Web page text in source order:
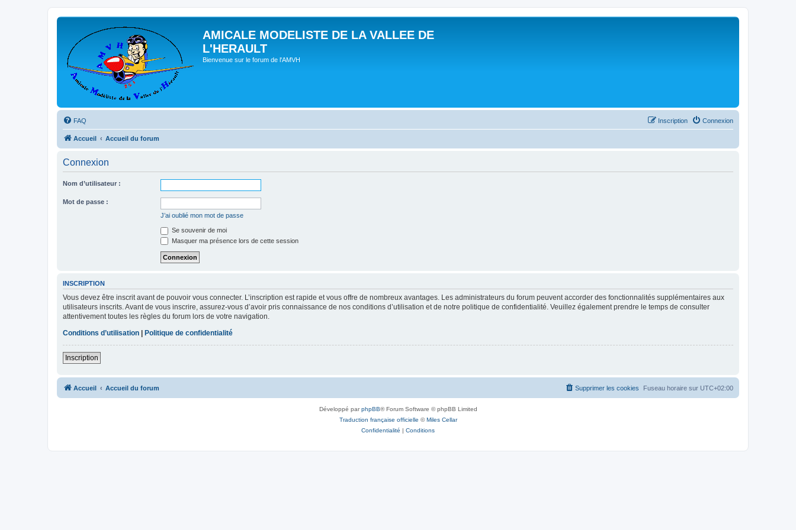
AMICALE MODELISTE DE LA VALLEE DE
L'HERAULT
Bienvenue sur le forum de l'AMVH
FAQ Connexion
Inscription
Accueil Accueil du forum
Connexion
Nom d’utilisateur :
Mot de passe :
J’ai oublié mon mot de passe
Se souvenir de moi
Masquer ma présence lors de cette session
INSCRIPTION
Vous devez être inscrit avant de pouvoir vous connecter. L’inscription est rapide et vous offre de nombreux avantages. Les administrateurs du forum peuvent accorder des fonctionnalités supplémentaires aux
utilisateurs inscrits. Avant de vous inscrire, assurez-vous d’avoir pris connaissance de nos conditions d’utilisation et de notre politique de confidentialité. Veuillez également prendre le temps de consulter
attentivement toutes les règles du forum lors de votre navigation.
Conditions d’utilisation | Politique de confidentialité
Inscription
Accueil Accueil du forum Fuseau horaire sur UTC+02:00
Supprimer les cookies
Développé parphpBB® Forum Software © phpBB Limited
Traduction française officielle ©Miles Cellar
Confidentialité | Conditions